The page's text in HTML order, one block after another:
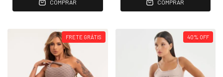
COMPRAR COMPRAR
FRETE GRÁTIS 40% OFF